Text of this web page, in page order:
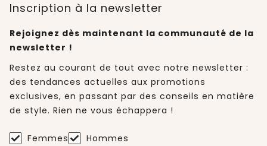
Inscription à la newsletter
Rejoignez dès maintenant la communauté de la
newsletter !
Restez au courant de tout avec notre newsletter :
des tendances actuelles aux promotions
exclusives, en passant par des conseils en matière
de style. Rien ne vous échappera !
Femmes Hommes